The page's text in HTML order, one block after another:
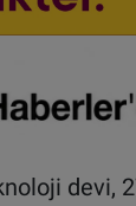
devi,